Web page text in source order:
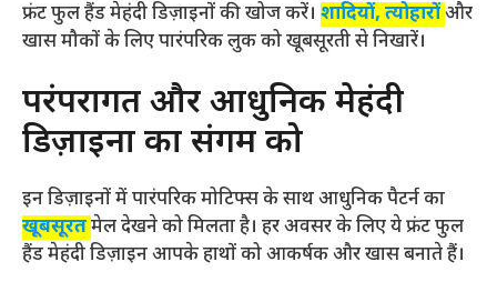
फ्रंट फुल हैंड मेहंदी डिज़ाइनों की खोज करें। शादियों, त्योहारोंऔर
खास मौकों के लिए पारंपरिक लुक को खूबसूरती से निखारें।
परंपरागत और आधुनिक मेहंदी
डिज़ाइनों का संगम को
इन डिज़ाइनों में पारंपरिक मोटिफ्स के साथ आधुनिक पैटर्न का
खूबसूरतमेल देखने को मिलता है। हर अवसर के लिए ये फ्रंट फुल
हैंड मेहंदी डिज़ाइन आपके हाथों को आकर्षक और खास बनाते हैं।